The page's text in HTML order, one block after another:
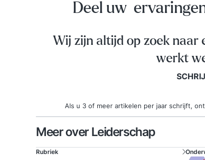
Deel uw
Wij zijn altijd op zoek
werkt
Als u 3 of meer artikelen per jaar schrijft,
Meer over Leiderschap
Rubriek